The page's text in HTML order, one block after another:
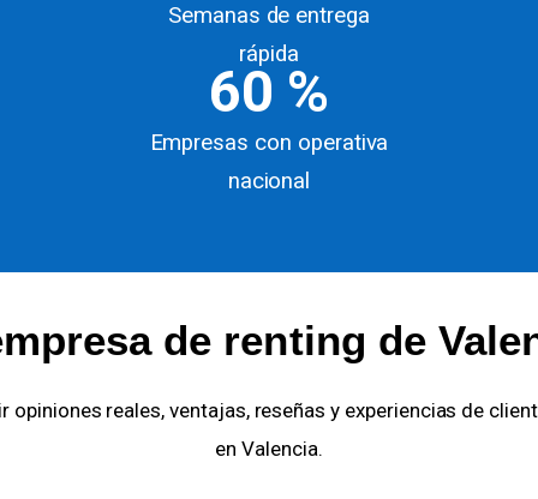
Semanas de entrega
rápida
60 %
Empresas con operativa
nacional
de renting de
reales, ventajas, reseñas y experiencias de
en Valencia.